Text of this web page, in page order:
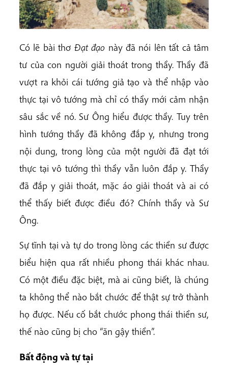
Có lẽ bài thơ Đạt đạo này đã nói lên tất cả tâm
tư của con người giải thoát trong thầy. Thầy đã
vượt ra khỏi cái tướng giả tạo và thể nhập vào
thực tại vô tướng mà chỉ có thầy mới cảm nhận
sâu sắc về nó. Sư Ông hiểu được thầy. Tuy trên
hình tướng thầy đã không đắp y, nhưng trong
nội dung, trong lòng của một người đã đạt tới
thực tại vô tướng thì thầy vẫn luôn đắp y. Thầy
đã đắp y giải thoát, mặc áo giải thoát và ai có
thể thấy biết được điều đó? Chính thầy và Sư
Ông.
Sự tĩnh tại và tự do trong lòng các thiền sư được
biểu hiện qua rất nhiều phong thái khác nhau.
Có một điều đặc biệt, mà ai cũng biết, là chúng
ta không thể nào bắt chước để thật sự trở thành
họ được. Nếu cố bắt chước phong thái thiền sư,
thế nào cũng bị cho “ăn gậy thiền”.
Bất động và tự tại